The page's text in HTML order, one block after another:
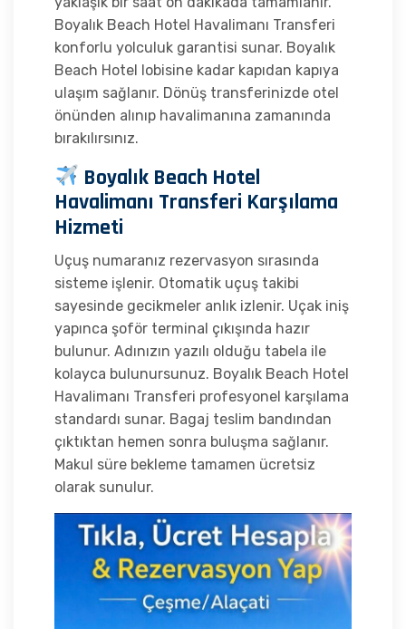
Boyalık Beach Hotel Havalimanı Transferi
konforlu yolculuk garantisi sunar. Boyalık
Beach Hotel lobisine kadar kapıdan kapıya
ulaşım sağlanır. Dönüş transferinizde otel
önünden alınıp havalimanına zamanında
bırakılırsınız.
Boyalık Beach Hotel
Havalimanı Transferi Karşılama
Hizmeti
Uçuş numaranız rezervasyon sırasında
sisteme işlenir. Otomatik uçuş takibi
sayesinde gecikmeler anlık izlenir. Uçak iniş
yapınca şoför terminal çıkışında hazır
bulunur. Adınızın yazılı olduğu tabela ile
kolayca bulunursunuz. Boyalık Beach Hotel
Havalimanı Transferi profesyonel karşılama
standardı sunar. Bagaj teslim bandından
çıktıktan hemen sonra buluşma sağlanır.
Makul süre bekleme tamamen ücretsiz
olarak sunulur.